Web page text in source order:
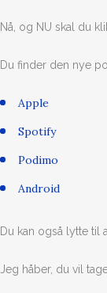
Nå, og NU skal du
Du finder den nye
Apple
Spotify
Podimo
Android
Du kan også lytte til
Jeg håber, du vil